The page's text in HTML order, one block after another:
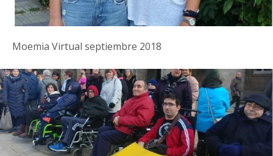
Moemia Virtual septiembre 2018